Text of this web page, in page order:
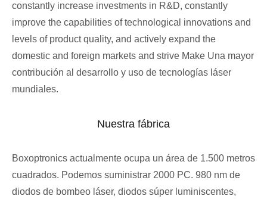
constantly increase investments in R&D, constantly
improve the capabilities of technological innovations and
levels of product quality, and actively expand the
domestic and foreign markets and strive Make Una mayor
contribución al desarrollo y uso de tecnologías láser
mundiales.
Nuestra fábrica
Boxoptronics actualmente ocupa un área de 1.500 metros
cuadrados. Podemos suministrar 2000 PC. 980 nm de
diodos de bombeo láser, diodos súper luminiscentes,